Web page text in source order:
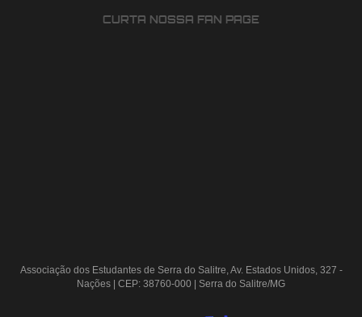
CURTA NOSSA FAN PAGE
Associação dos Estudantes de Serra do Salitre, Av. Estados Unidos, 327 -
Nações | CEP: 38760-000 | Serra do Salitre/MG